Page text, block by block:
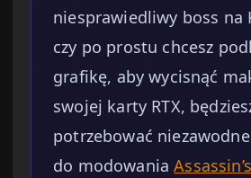
niesprawiedliwy boss na
czy po prostu chcesz
grafikę, aby wycisnąć
swojej karty RTX,
potrzebować
do modowania